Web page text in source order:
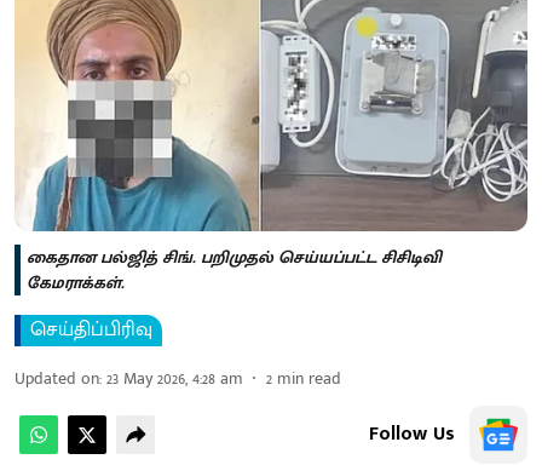
கைதான பல்ஜித் சிங். பறிமுதல் செய்யப்பட்ட சிசிடிவி
கேமராக்கள்.
செய்திப்பிரிவு
Updated on:23 May 2026, 4:28 am 2 min read
Follow Us